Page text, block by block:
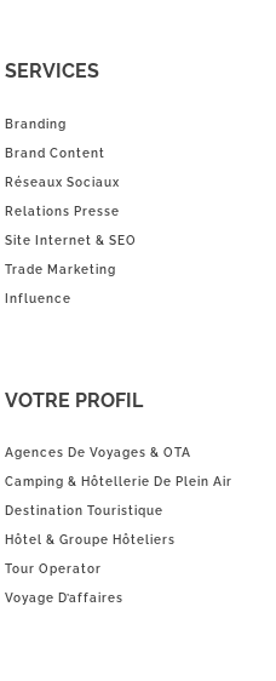
SERVICES
Branding
Brand Content
Réseaux Sociaux
Relations Presse
Site Internet & SEO
Trade Marketing
Influence
VOTRE PROFIL
Agences De Voyages & OTA
Camping & Hôtellerie De Plein Air
Destination Touristique
Hôtel & Groupe Hôteliers
Tour Operator
Voyage D’affaires